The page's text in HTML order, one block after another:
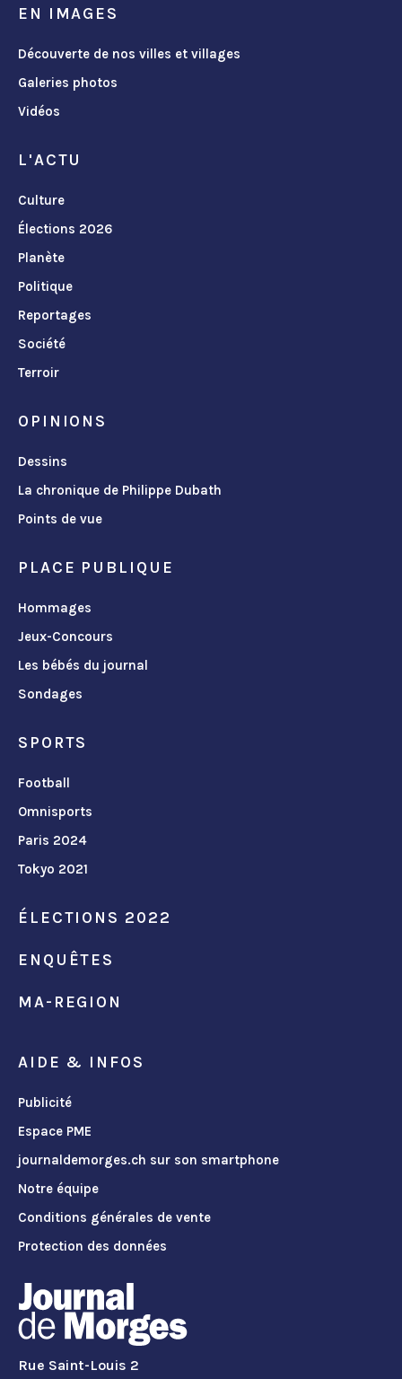
EN IMAGES
Découverte de nos villes et villages
Galeries photos
Vidéos
L'ACTU
Culture
Élections 2026
Planète
Politique
Reportages
Société
Terroir
OPINIONS
Dessins
La chronique de Philippe Dubath
Points de vue
PLACE PUBLIQUE
Hommages
Jeux-Concours
Les bébés du journal
Sondages
SPORTS
Football
Omnisports
Paris 2024
Tokyo 2021
ÉLECTIONS 2022
ENQUÊTES
MA-REGION
AIDE & INFOS
Publicité
Espace PME
journaldemorges.ch sur son smartphone
Notre équipe
Conditions générales de vente
Protection des données
Rue Saint-Louis 2